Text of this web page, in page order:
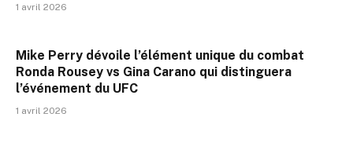
1 avril 2026
Mike Perry dévoile l’élément unique du combat
Ronda Rousey vs Gina Carano qui distinguera
l’événement du UFC
1 avril 2026